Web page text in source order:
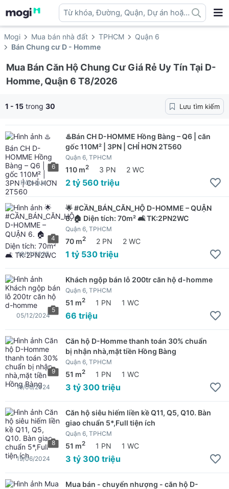
Từ khóa, Đường, Quận, Dự án hoặc
địa danh ...
Mogi Mua bán nhà đất TPHCM
Quận 6
Bán Chung cư D - Homme
Mua Bán Căn Hộ Chung Cư Giá Rẻ Uy Tín Tại D-
Homme, Quận 6 T8/2026
1 - 15 trong 30 Lưu tìm kiếm
6
♨️Bán CH D-HOMME Hồng Bàng – Q6 | căn
gốc 110M² | 3PN | CHỈ HƠN 2T560
Quận 6, TPHCM
110 m2 3 PN 2 WC
2 tỷ 560 triệu
Hôm qua
4
🌟 #CẦN_BÁN_CĂN_HỘ D-HOMME – QUẬN
6. 🏠 Diện tích: 70m² 🛋 TK:2PN2WC
Quận 6, TPHCM
70 m2 2 PN 2 WC
1 tỷ 530 triệu
19/11/2025
5
Khách ngộp bán lỗ 200tr căn hộ d-homme
Quận 6, TPHCM
51 m2 1 PN 1 WC
66 triệu
05/12/2024
9
Căn hộ D-Homme thanh toán 30% chuẩn
bị nhận nhà,mặt tiền Hồng Bàng
Quận 6, TPHCM
51 m2 1 PN 1 WC
3 tỷ 300 triệu
19/06/2024
8
Căn hộ siêu hiếm liền kề Q11, Q5, Q10. Bàn
giao chuẩn 5*,Full tiện ích
Quận 6, TPHCM
51 m2 1 PN 1 WC
3 tỷ 300 triệu
19/06/2024
Mua bán - chuyển nhượng - căn hộ D-